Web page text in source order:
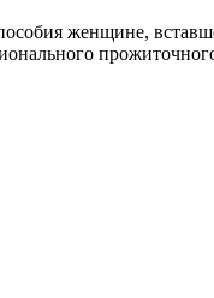
женщине,